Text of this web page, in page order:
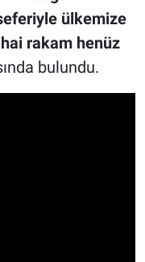
ülkemize
rakam henüz
bulundu.